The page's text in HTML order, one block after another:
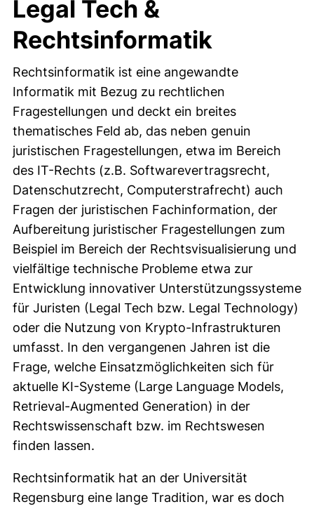
Legal Tech &
Rechtsinformatik
Rechtsinformatik ist eine angewandte
Informatik mit Bezug zu rechtlichen
Fragestellungen und deckt ein breites
thematisches Feld ab, das neben genuin
juristischen Fragestellungen, etwa im Bereich
des IT-Rechts (z.B. Softwarevertragsrecht,
Datenschutzrecht, Computerstrafrecht) auch
Fragen der juristischen Fachinformation, der
Aufbereitung juristischer Fragestellungen zum
Beispiel im Bereich der Rechtsvisualisierung und
vielfältige technische Probleme etwa zur
Entwicklung innovativer Unterstützungssysteme
für Juristen (Legal Tech bzw. Legal Technology)
oder die Nutzung von Krypto-Infrastrukturen
umfasst. In den vergangenen Jahren ist die
Frage, welche Einsatzmöglichkeiten sich für
aktuelle KI-Systeme (Large Language Models,
Retrieval-Augmented Generation) in der
Rechtswissenschaft bzw. im Rechtswesen
finden lassen.
Rechtsinformatik hat an der Universität
Regensburg eine lange Tradition, war es doch